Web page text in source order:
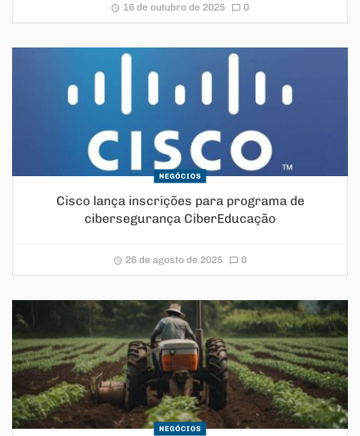
16 de outubro de 2025 0
NEGÓCIOS
Cisco lança inscrições para programa de
cibersegurança CiberEducação
26 de agosto de 2025 0
NEGÓCIOS